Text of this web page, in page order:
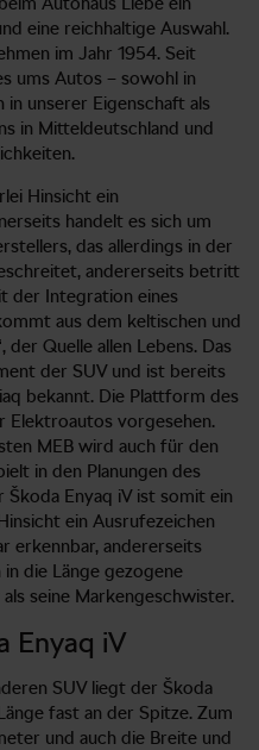
eine reichhaltige Auswahl.
im Jahr 1954. Seit
ums Autos – sowohl in
unserer Eigenschaft als
in Mitteldeutschland und
Hinsicht ein
handelt es sich um
das allerdings in der
andererseits betritt
der Integration eines
aus dem keltischen und
der Quelle allen Lebens. Das
der SUV und ist bereits
bekannt. Die Plattform des
Elektroautos vorgesehen.
MEB wird auch für den
in den Planungen des
Škoda Enyaq iV ist somit ein
ein Ausrufezeichen
erkennbar, andererseits
die Länge gezogene
seine Markengeschwister.
Enyaq iV
SUV liegt der Škoda
fast an der Spitze. Zum
und auch die Breite und